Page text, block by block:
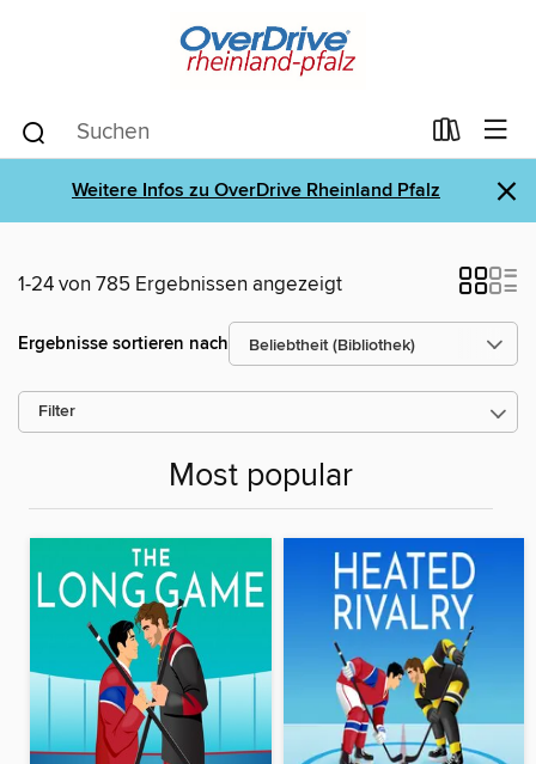
Weitere Infos zu OverDrive Rheinland Pfalz ×
1-24 von 785 Ergebnissen angezeigt
Ergebnisse sortieren nach
Filter
Most popular